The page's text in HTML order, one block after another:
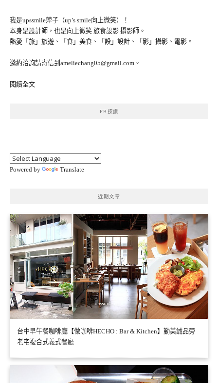
我是upssmile萍子（up’s smile向上微笑）！
本身是設計師，也是向上微笑 旅食設影 攝影師。
熱愛「旅」旅遊、「食」美食、「設」設計、「影」攝影、電影。
邀約洽詢請寄信到ameliechang05@gmail.com。
閱讀全文
FB按讚
Powered by Translate
近期文章
台中早午餐咖啡廳【做咖啡HECHO : Bar & Kitchen】勤美誠品旁
老宅複合式義式餐廳